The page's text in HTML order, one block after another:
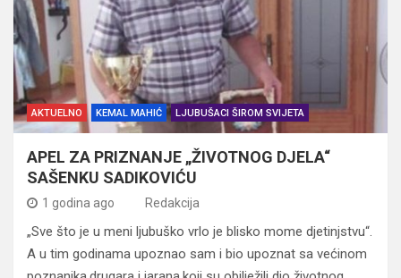
AKTUELNO KEMAL MAHIĆ LJUBUŠACI ŠIROM SVIJETA
APEL ZA PRIZNANJE „ŽIVOTNOG DJELA“
SAŠENKU SADIKOVIĆU
1 godina ago Redakcija
„Sve što je u meni ljubuško vrlo je blisko mome djetinjstvu“.
A u tim godinama upoznao sam i bio upoznat sa većinom